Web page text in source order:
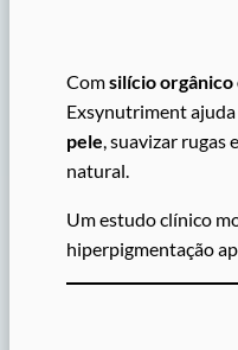
Comsilício orgânico
Exsynutriment ajuda
pele , suavizar rugas e
natural.
Um estudo clínico
hiperpigmentação